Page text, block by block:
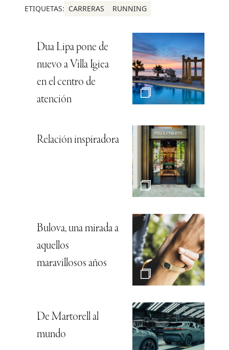
ETIQUETAS: CARRERAS RUNNING
Dua Lipa pone de
nuevo a Villa Igiea
en el centro de
atención
Relación inspiradora
Bulova, una mirada a
aquellos
maravillosos años
De Martorell al
mundo